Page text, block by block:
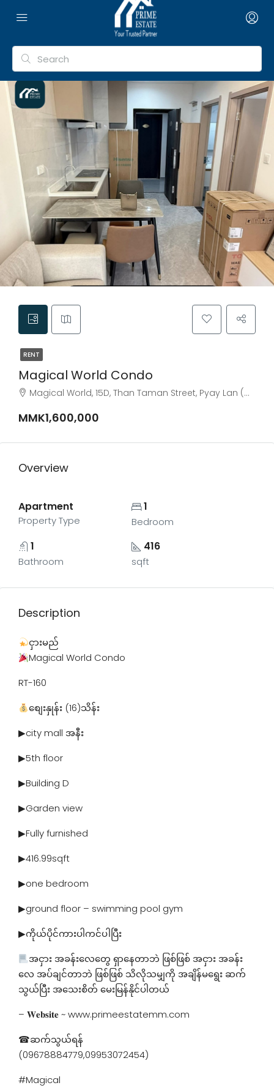
RENT
Magical World Condo
Magical World, 15D, Than Taman Street, Pyay Lan (West) Ward, Dagon, Kyauktada District, Yangon, 11191, Myanmar
MMK1,600,000
Overview
Apartment
Property Type
1
Bedroom
1
Bathroom
416
sqft
Description
ငှားမည်
Magical World Condo
RT-160
စျေးနှုန်း (16)သိန်း
▶city mall အနီး
▶5th floor
▶Building D
▶Garden view
▶Fully furnished
▶416.99sqft
▶one bedroom
▶ground floor – swimming pool gym
▶ကိုယ်ပိုင်ကားပါကင်ပါပြီး
အငှား အခန်းလေတွေ ရှာနေတာဘဲ ဖြစ်ဖြစ် အငှား အခန်း
လေ အပ်ချင်တာဘဲ ဖြစ်ဖြစ် သိလိုသမျှကို အချိန်မရွေး ဆက်
သွယ်ပြီး အသေးစိတ် မေးမြန်နိုင်ပါတယ်
– 𝐖𝐞𝐛𝐬𝐢𝐭𝐞 ~ www.primeestatemm.com
☎ဆက်သွယ်ရန်
(09678884779,09953072454)
#Magical